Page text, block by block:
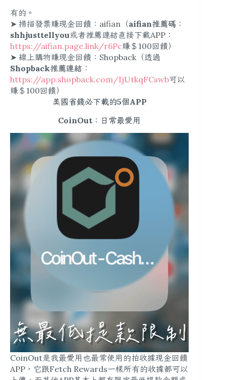
有的。
➤ 掃描發票賺現金回饋：aifian（aifian推薦碼：
shhjusttellyou或者推薦連結直接下載APP：
https://aifian.page.link/r6Pc賺＄100回饋）
➤ 線上購物賺現金回饋：Shopback（透過
Shopback推薦連結 ：
https://app.shopback.com/IjUtkqFCswb可以
賺＄100回饋）
美國省錢必下載的5個APP
CoinOut：日常最愛用
CoinOut是我最愛用也最常使用的拍收據現金回饋
APP，它跟Fetch Rewards一樣所有的收據都可以